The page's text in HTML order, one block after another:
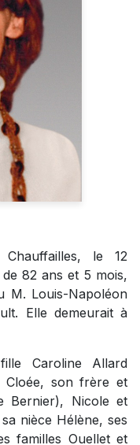
le 12
82 ans et 5 mois,
M. Louis-Napoléon
Elle demeurait à
Caroline Allard
Cloée, son frère et
Bernier), Nicole et
nièce Hélène, ses
familles Ouellet et